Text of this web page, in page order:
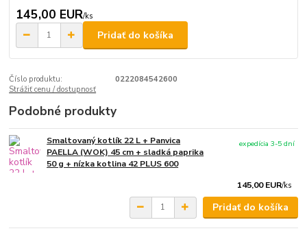
145,00 EUR/ks
Pridať do košíka
Číslo produktu:
0222084542600
Strážiť cenu / dostupnosť
Podobné produkty
Smaltovaný kotlík 22 L + Panvica
PAELLA (WOK) 45 cm + sladká paprika
50 g + nízka kotlina 42 PLUS 600
145,00 EUR/ks
expedícia 3-5 dní
Pridať do košíka